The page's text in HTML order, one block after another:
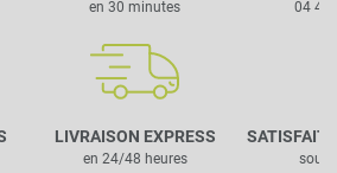
une pente d’au moins 20 %
Cette inclinaison assure une
l’eau et limite la formation de
en 30 minutes
LIVRAISON EXPRESS
en 24/48 heures
04 42
SATISFAIT
sous